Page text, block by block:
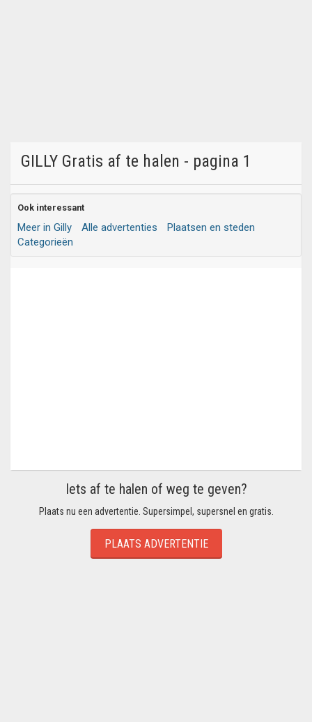
GILLY Gratis af te halen - pagina 1
Ook interessant
Meer in Gilly Alle advertenties
Plaatsen en steden
Categorieën
Iets af te halen of weg te geven?
Plaats nu een advertentie. Supersimpel, supersnel en gratis.
PLAATS ADVERTENTIE